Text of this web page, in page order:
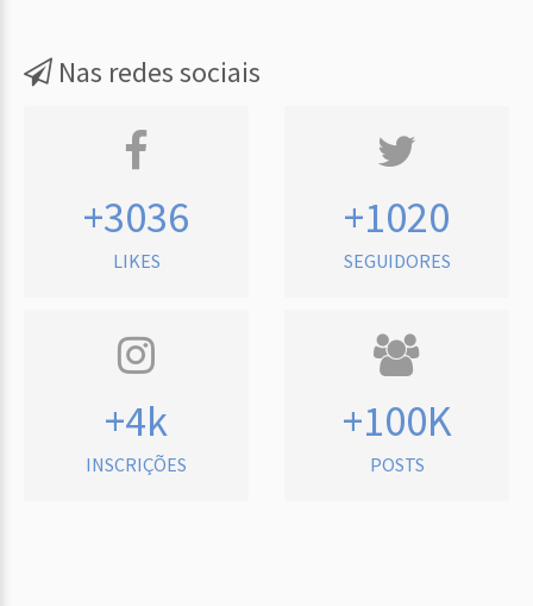
Nas redes sociais
+3036
LIKES
+1020
SEGUIDORES
+4k
INSCRIÇÕES
+100K
POSTS